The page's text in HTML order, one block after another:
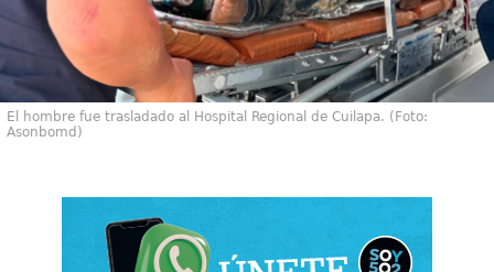
El hombre fue trasladado al Hospital Regional de Cuilapa. (Foto:
Asonbomd)